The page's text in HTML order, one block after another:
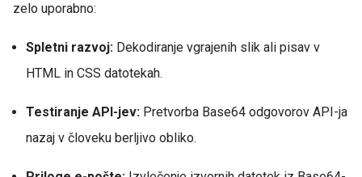
zelo uporabno:
Spletni razvoj: Dekodiranje vgrajenih slik ali pisav v
HTML in CSS datotekah.
Testiranje API-jev: Pretvorba Base64 odgovorov API-ja
nazaj v človeku berljivo obliko.